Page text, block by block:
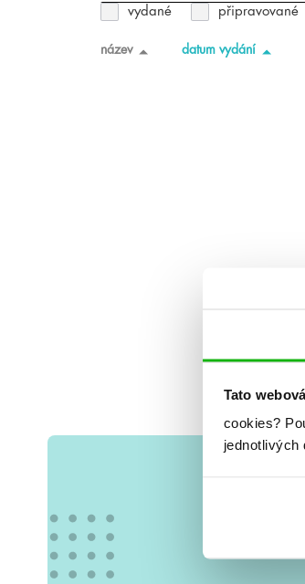
Tato
cookies?
jednotlivých
vydané připravované
název datum vydání